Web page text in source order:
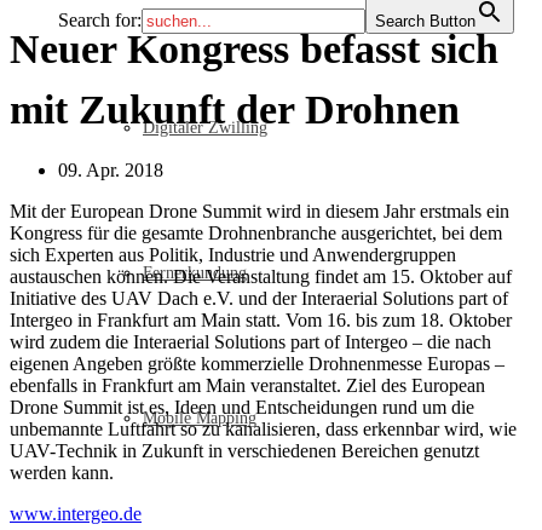
Digitaler Zwilling
Fernerkundung
Mobile Mapping
Search for: Search Button
Neuer Kongress befasst sich
mit Zukunft der Drohnen
09. Apr. 2018
Mit der European Drone Summit wird in diesem Jahr erstmals ein
Kongress für die gesamte Drohnenbranche ausgerichtet, bei dem
sich Experten aus Politik, Industrie und Anwendergruppen
austauschen können. Die Veranstaltung findet am 15. Oktober auf
Initiative des UAV Dach e.V. und der Interaerial Solutions part of
Intergeo in Frankfurt am Main statt. Vom 16. bis zum 18. Oktober
wird zudem die Interaerial Solutions part of Intergeo – die nach
eigenen Angeben größte kommerzielle Drohnenmesse Europas –
ebenfalls in Frankfurt am Main veranstaltet. Ziel des European
Drone Summit ist es, Ideen und Entscheidungen rund um die
unbemannte Luftfahrt so zu kanalisieren, dass erkennbar wird, wie
UAV-Technik in Zukunft in verschiedenen Bereichen genutzt
werden kann.
www.intergeo.de